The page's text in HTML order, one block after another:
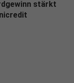
stärkt